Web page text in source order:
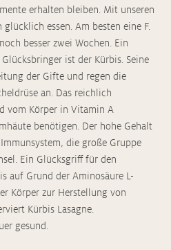
erhalten bleiben. Mit unseren
essen. Am besten eine F.
besser zwei Wochen. Ein
ist der Kürbis. Seine
der Gifte und regen die
an. Das reichlich
vom Körper in Vitamin A
benötigen. Der hohe Gehalt
die große Gruppe
Ein Glücksgriff für den
auf Grund der Aminosäure L-
Körper zur Herstellung von
Kürbis Lasagne.
gesund.